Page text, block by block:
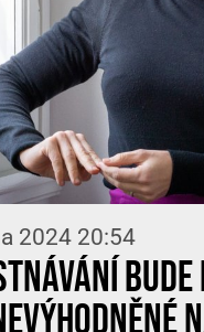
2024 20:54